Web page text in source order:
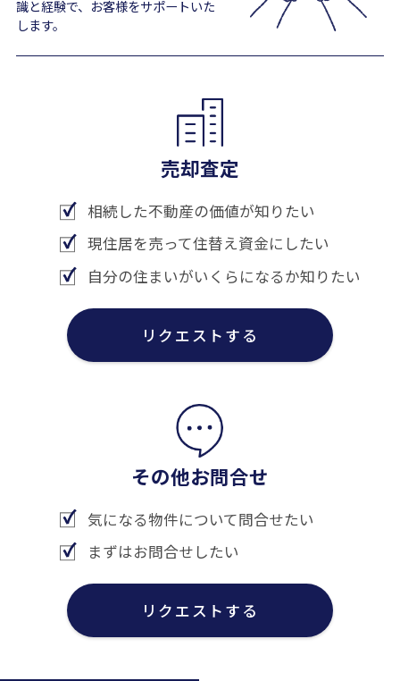
識と経験で、お客様をサポートいた
します。
売却査定
相続した不動産の価値が知りたい
現住居を売って住替え資金にしたい
自分の住まいがいくらになるか知りたい
リクエストする
その他お問合せ
気になる物件について問合せたい
まずはお問合せしたい
リクエストする